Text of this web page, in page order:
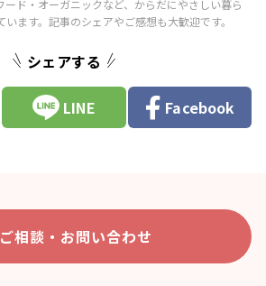
シェアする
LINE Facebook
ご相談・お問い合わせ